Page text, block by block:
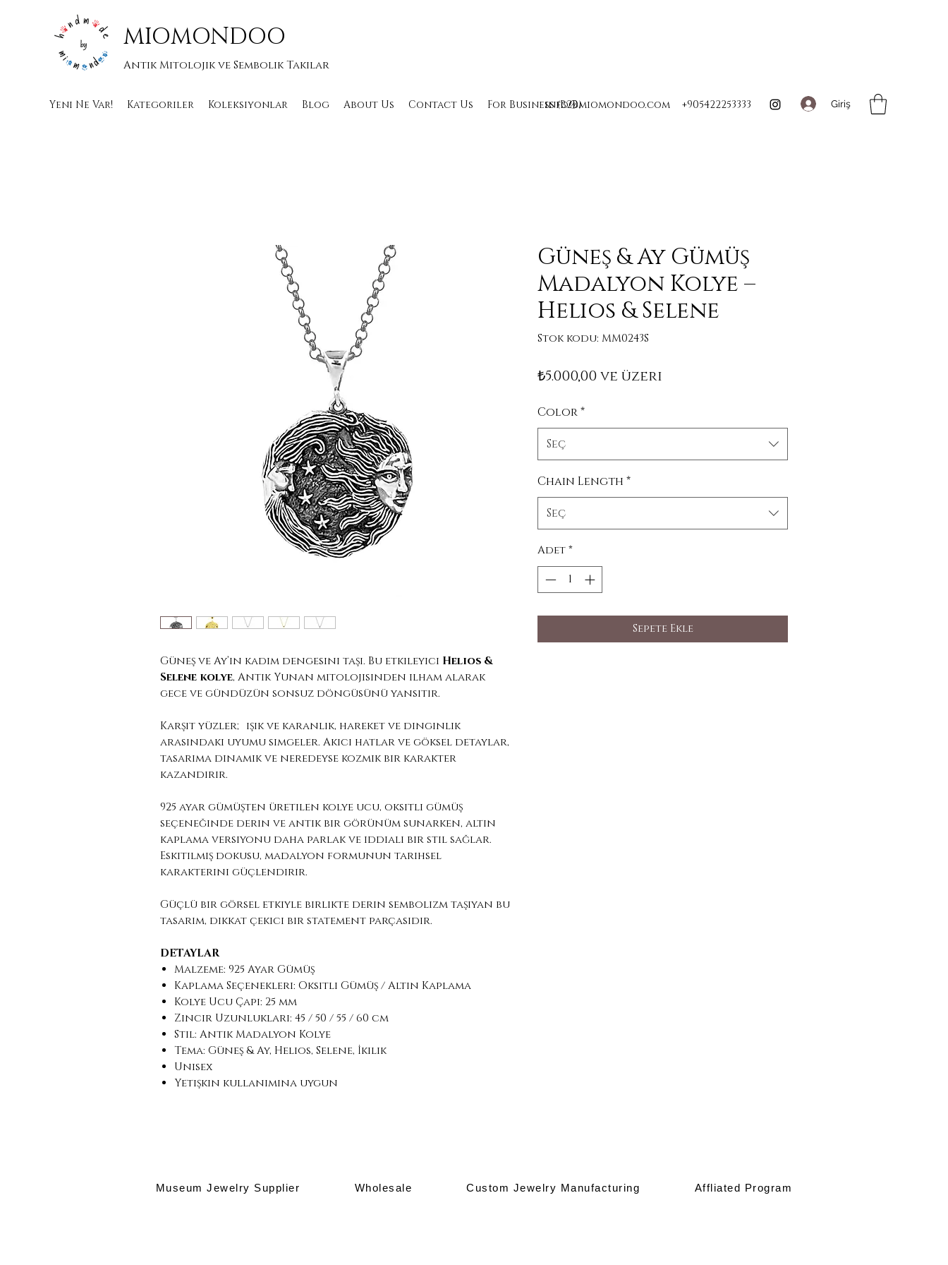
MIOMONDOO
Antik Mitolojik ve Sembolik Takılar
info@miomondoo.com +905422253333 Giriş
Yeni Ne Var! Kategoriler Koleksiyonlar Blog About Us Contact Us For Business (B2B)
Güneş ve Ay’ın kadim dengesini taşı. Bu etkileyici Helios &
Selene kolye, Antik Yunan mitolojisinden ilham alarak
gece ve gündüzün sonsuz döngüsünü yansıtır.
Karşıt yüzler; ışık ve karanlık, hareket ve dinginlik
arasındaki uyumu simgeler. Akıcı hatlar ve göksel detaylar,
tasarıma dinamik ve neredeyse kozmik bir karakter
kazandırır.
925 ayar gümüşten üretilen kolye ucu, oksitli gümüş
seçeneğinde derin ve antik bir görünüm sunarken, altın
kaplama versiyonu daha parlak ve iddialı bir stil sağlar.
Eskitilmiş dokusu, madalyon formunun tarihsel
karakterini güçlendirir.
Güçlü bir görsel etkiyle birlikte derin sembolizm taşıyan bu
tasarım, dikkat çekici bir statement parçasıdır.
DETAYLAR
Malzeme: 925 Ayar Gümüş
Kaplama Seçenekleri: Oksitli Gümüş / Altın Kaplama
Kolye Ucu Çapı: 25 mm
Zincir Uzunlukları: 45 / 50 / 55 / 60 cm
Stil: Antik Madalyon Kolye
Tema: Güneş & Ay, Helios, Selene, İkilik
Unisex
Yetişkin kullanımına uygun
Güneş & Ay Gümüş
Madalyon Kolye –
Helios & Selene
Stok kodu: MM0243S
₺5.000,00ve üzeri
Color*
Seç
Chain Length *
Seç
Adet*
Sepete Ekle
Museum Jewelry Supplier Wholesale Custom Jewelry Manufacturing Affliated Program